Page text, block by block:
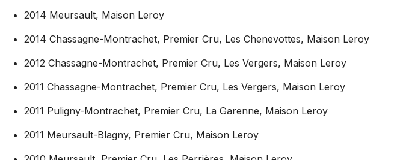
2014 Meursault, Maison Leroy
2014 Chassagne-Montrachet, Premier Cru, Les Chenevottes, Maison Leroy
2012 Chassagne-Montrachet, Premier Cru, Les Vergers, Maison Leroy
2011 Chassagne-Montrachet, Premier Cru, Les Vergers, Maison Leroy
2011 Puligny-Montrachet, Premier Cru, La Garenne, Maison Leroy
2011 Meursault-Blagny, Premier Cru, Maison Leroy